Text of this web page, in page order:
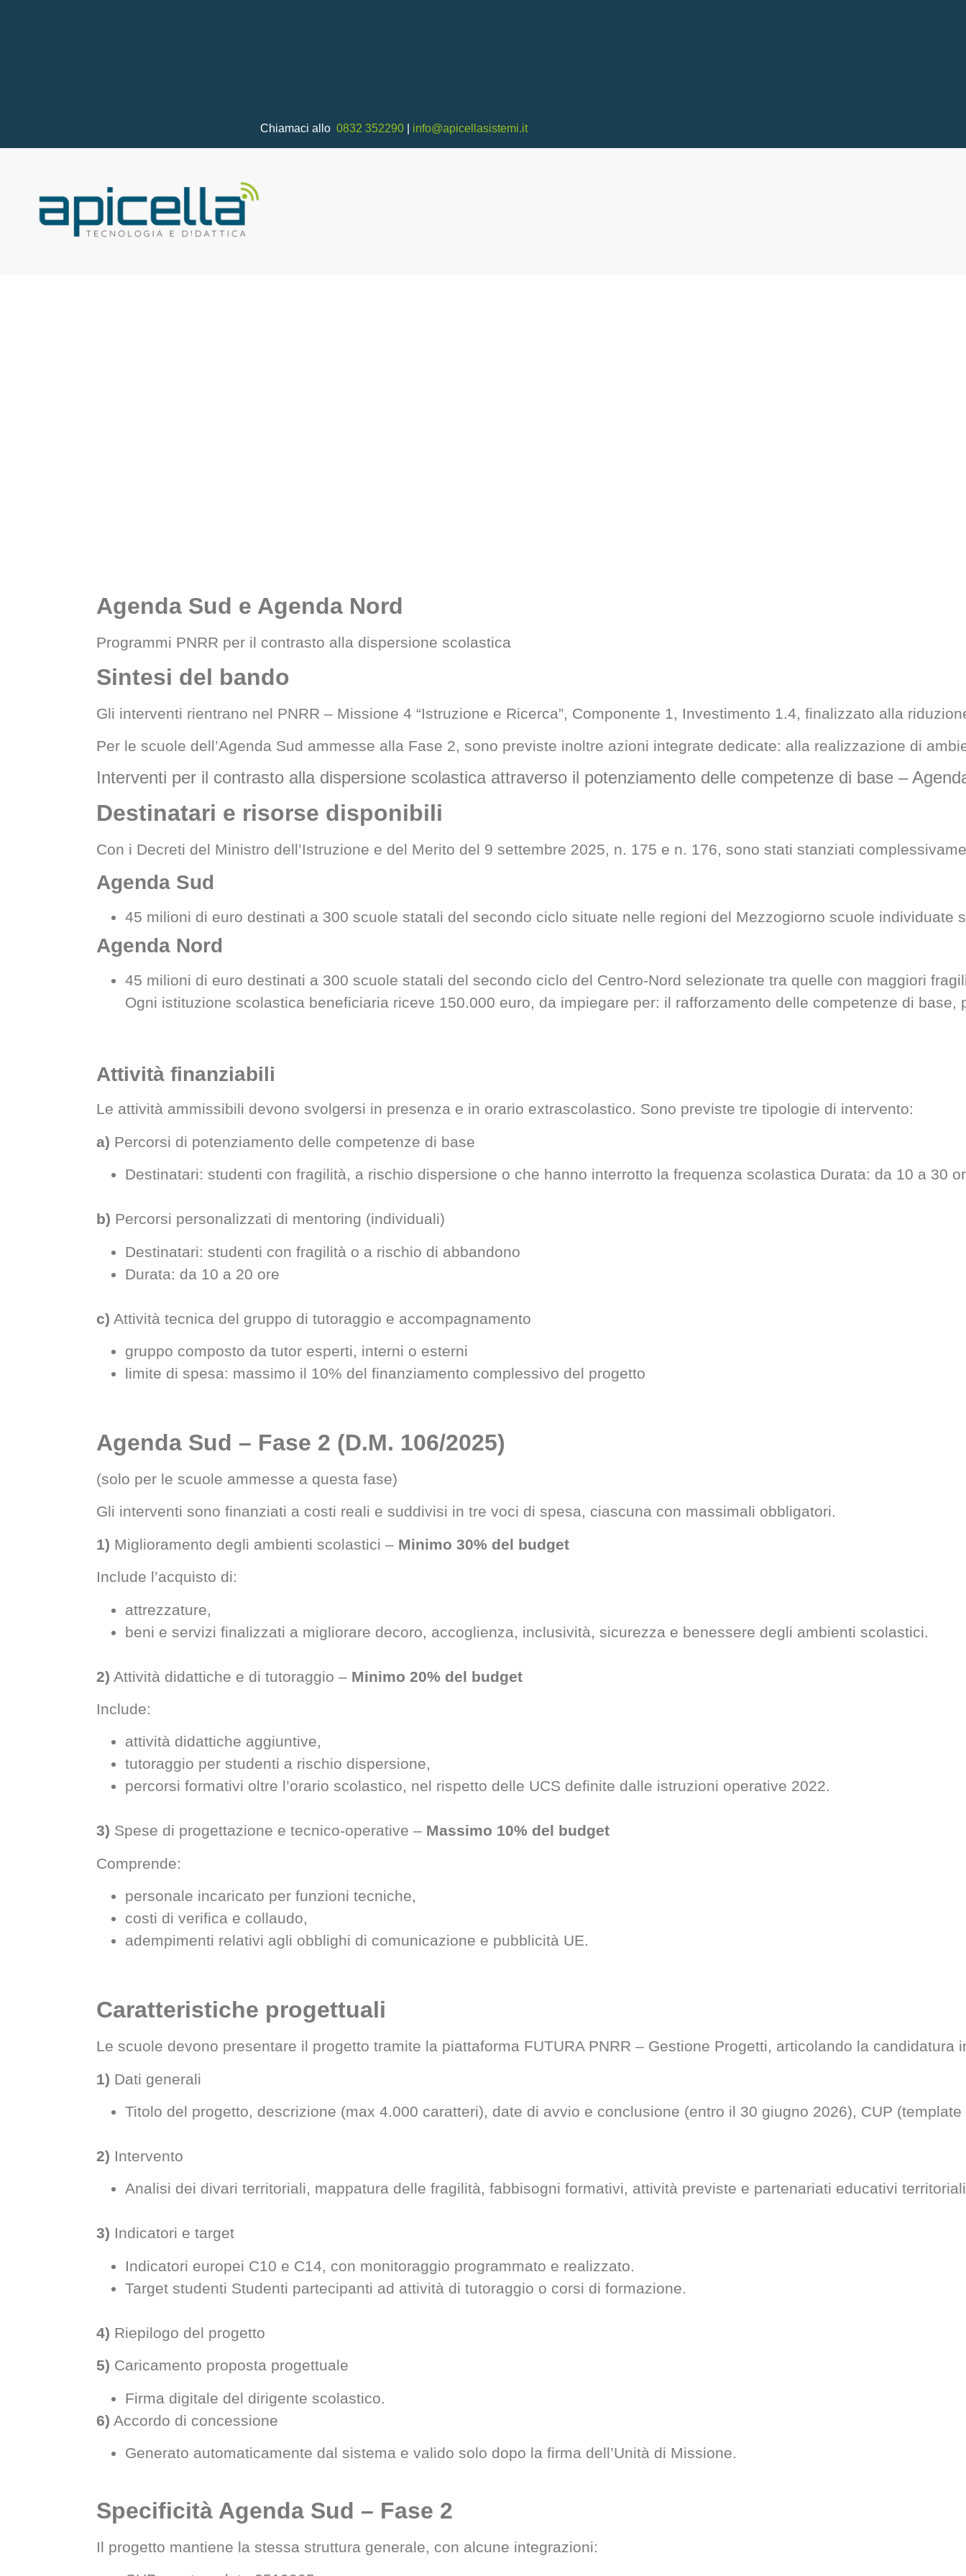
Chiamaci allo 0832 352290| info@apicellasistemi.it
Agenda Sud e Agenda Nord
Programmi PNRR per il contrasto alla dispersione scolastica
Sintesi del bando
Gli interventi rientrano nel PNRR – Missione 4 “Istruzione e Ricerca”, Componente 1, Investimento 1.4, finalizzato alla
Per le scuole dell’Agenda Sud ammesse alla Fase 2, sono previste inoltre azioni integrate dedicate: alla realizzazione di
Interventi per il contrasto alla dispersione scolastica attraverso il potenziamento delle competenze di base –
Destinatari e risorse disponibili
Con i Decreti del Ministro dell’Istruzione e del Merito del 9 settembre 2025, n. 175 e n. 176, sono stati stanziati
Agenda Sud
45 milioni di euro destinati a 300 scuole statali del secondo ciclo situate nelle regioni del Mezzogiorno scuole individuate
Agenda Nord
45 milioni di euro destinati a 300 scuole statali del secondo ciclo del Centro-Nord selezionate tra quelle con maggiori
Ogni istituzione scolastica beneficiaria riceve 150.000 euro, da impiegare per: il rafforzamento delle competenze di
Attività finanziabili
Le attività ammissibili devono svolgersi in presenza e in orario extrascolastico. Sono previste tre tipologie di intervento:
a) Percorsi di potenziamento delle competenze di base
Destinatari: studenti con fragilità, a rischio dispersione o che hanno interrotto la frequenza scolastica Durata: da 10 a 30
b) Percorsi personalizzati di mentoring (individuali)
Destinatari: studenti con fragilità o a rischio di abbandono
Durata: da 10 a 20 ore
c) Attività tecnica del gruppo di tutoraggio e accompagnamento
gruppo composto da tutor esperti, interni o esterni
limite di spesa: massimo il 10% del finanziamento complessivo del progetto
Agenda Sud – Fase 2 (D.M. 106/2025)
(solo per le scuole ammesse a questa fase)
Gli interventi sono finanziati a costi reali e suddivisi in tre voci di spesa, ciascuna con massimali obbligatori.
1) Miglioramento degli ambienti scolastici – Minimo 30% del budget
Include l’acquisto di:
attrezzature,
beni e servizi finalizzati a migliorare decoro, accoglienza, inclusività, sicurezza e benessere degli ambienti scolastici.
2) Attività didattiche e di tutoraggio – Minimo 20% del budget
Include:
attività didattiche aggiuntive,
tutoraggio per studenti a rischio dispersione,
percorsi formativi oltre l’orario scolastico, nel rispetto delle UCS definite dalle istruzioni operative 2022.
3) Spese di progettazione e tecnico-operative – Massimo 10% del budget
Comprende:
personale incaricato per funzioni tecniche,
costi di verifica e collaudo,
adempimenti relativi agli obblighi di comunicazione e pubblicità UE.
Caratteristiche progettuali
Le scuole devono presentare il progetto tramite la piattaforma FUTURA PNRR – Gestione Progetti, articolando la candidatura
1) Dati generali
Titolo del progetto, descrizione (max 4.000 caratteri), date di avvio e conclusione (entro il 30 giugno 2026), CUP
2) Intervento
Analisi dei divari territoriali, mappatura delle fragilità, fabbisogni formativi, attività previste e partenariati educativi
3) Indicatori e target
Indicatori europei C10 e C14, con monitoraggio programmato e realizzato.
Target studenti Studenti partecipanti ad attività di tutoraggio o corsi di formazione.
4) Riepilogo del progetto
5) Caricamento proposta progettuale
Firma digitale del dirigente scolastico.
6) Accordo di concessione
Generato automaticamente dal sistema e valido solo dopo la firma dell’Unità di Missione.
Specificità Agenda Sud – Fase 2
Il progetto mantiene la stessa struttura generale, con alcune integrazioni: